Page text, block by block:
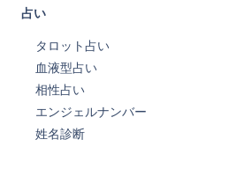
占い
タロット占い
血液型占い
相性占い
エンジェルナンバー
姓名診断